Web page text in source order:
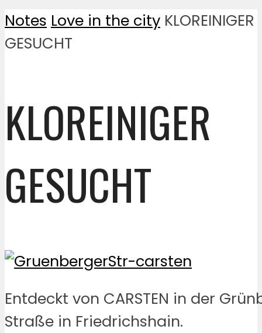
Notes Love in the city KLOREINIGER
GESUCHT
KLOREINIGER
GESUCHT
Entdeckt von CARSTEN in der
Straße in Friedrichshain.